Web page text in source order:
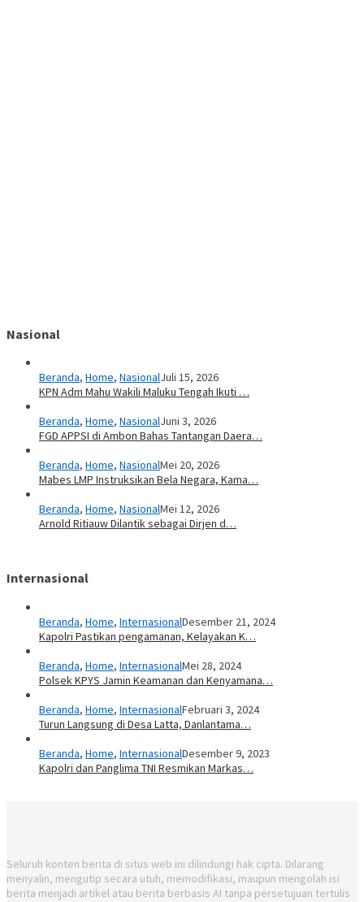
Nasional
Beranda, Home, NasionalJuli 15, 2026
KPN Adm Mahu Wakili Maluku Tengah Ikuti …
Beranda, Home, NasionalJuni 3, 2026
FGD APPSI di Ambon Bahas Tantangan Daera…
Beranda, Home, NasionalMei 20, 2026
Mabes LMP Instruksikan Bela Negara, Kama…
Beranda, Home, NasionalMei 12, 2026
Arnold Ritiauw Dilantik sebagai Dirjen d…
Internasional
Beranda, Home, InternasionalDesember 21, 2024
Kapolri Pastikan pengamanan, Kelayakan K…
Beranda, Home, InternasionalMei 28, 2024
Polsek KPYS Jamin Keamanan dan Kenyamana…
Beranda, Home, InternasionalFebruari 3, 2024
Turun Langsung di Desa Latta, Danlantama…
Beranda, Home, InternasionalDesember 9, 2023
Kapolri dan Panglima TNI Resmikan Markas…
Seluruh konten berita di situs web ini dilindungi hak cipta. Dilarang
menyalin, mengutip secara utuh, memodifikasi, maupun mengolah isi
berita menjadi artikel atau berita berbasis AI tanpa persetujuan tertulis